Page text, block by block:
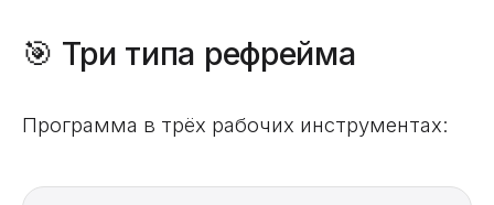
🎯 Три типа рефрейма
Программа в трёх рабочих инструментах: